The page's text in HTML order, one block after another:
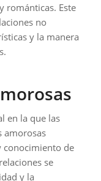
románticas. Este
no
y la manera
en la que las
amorosas
conocimiento de
se
y la